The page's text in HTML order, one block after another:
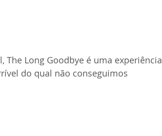
The Long Goodbye é uma experiência
do qual não conseguimos